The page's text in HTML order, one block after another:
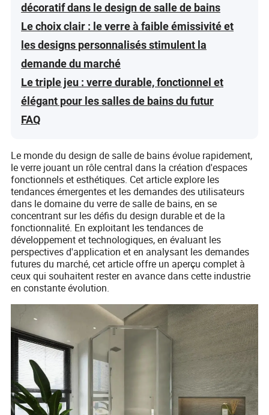
décoratif dans le design de salle de bains
Le choix clair : le verre à faible émissivité et
les designs personnalisés stimulent la
demande du marché
Le triple jeu : verre durable, fonctionnel et
élégant pour les salles de bains du futur
FAQ
Le monde du design de salle de bains évolue rapidement,
le verre jouant un rôle central dans la création d'espaces
fonctionnels et esthétiques. Cet article explore les
tendances émergentes et les demandes des utilisateurs
dans le domaine du verre de salle de bains, en se
concentrant sur les défis du design durable et de la
fonctionnalité. En exploitant les tendances de
développement et technologiques, en évaluant les
perspectives d'application et en analysant les demandes
futures du marché, cet article offre un aperçu complet à
ceux qui souhaitent rester en avance dans cette industrie
en constante évolution.